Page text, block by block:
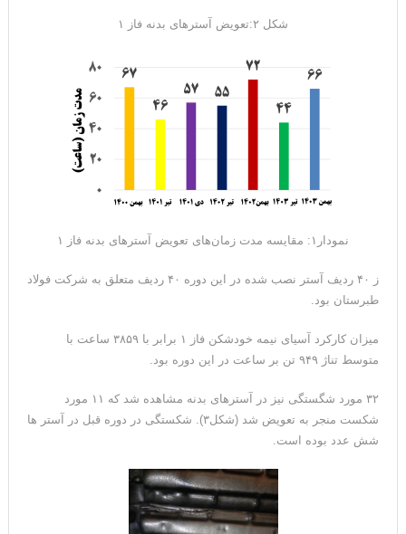
شکل ۲:تعویض آسترهای بدنه فاز ۱
نمودار۱: مقایسه مدت زمان‌های تعویض آسترهای بدنه فاز ۱
ز ۴۰ ردیف آستر نصب شده در این دوره ۴۰ ردیف متعلق به شرکت فولاد
طبرستان بود.
میزان کارکرد آسیای نیمه خودشکن فاز ۱ برابر با ۳۸۵۹ ساعت با
متوسط تناژ ۹۴۹ تن بر ساعت در این دوره بود.
۳۲ مورد شگستگی نیز در آسترهای بدنه مشاهده شد که ۱۱ مورد
شکست منجر به تعویض شد (شکل۳). شکستگی در دوره قبل در آستر ها
شش عدد بوده است.